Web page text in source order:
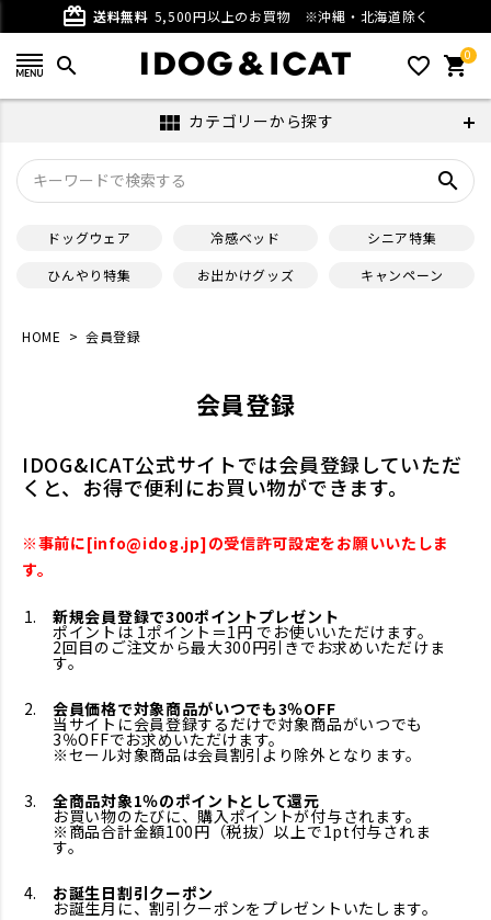
card_giftcard 送料無料 5,500円以上のお買物 ※沖縄・北海道除く
search favorite_outline 0
shopping_cart
view_module カテゴリーから探す
search
ドッグウェア 冷感ベッド
シニア特集
ひんやり特集
お出かけグッズ キャンペーン
HOME 会員登録
会員登録
IDOG&ICAT公式サイトでは会員登録していただ
くと、お得で便利にお買い物ができます。
※事前に[info@idog.jp]の受信許可設定をお願いいたしま
す。
新規会員登録で300ポイントプレゼント
ポイントは 1ポイント＝1円 でお使いいただけます。
2回目のご注文から最大300円引きでお求めいただけま
す。
会員価格で対象商品がいつでも3％OFF
当サイトに会員登録するだけで対象商品がいつでも
3％OFFでお求めいただけます。
※セール対象商品は会員割引より除外となります。
全商品対象1％のポイントとして還元
お買い物のたびに、購入ポイントが付与されます。
※商品合計金額100円（税抜）以上で1pt付与されま
す。
お誕生日割引クーポン
お誕生月に、割引クーポンをプレゼントいたします。